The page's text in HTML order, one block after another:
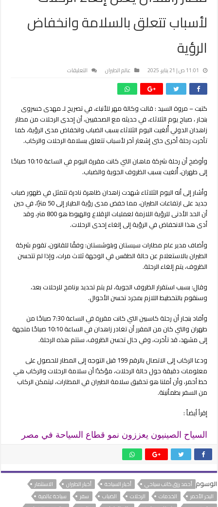
لأسباب تتعلق بالسلامة وانخفاض
الرؤية
11:01 ص | 21 يناير، 2025 عالم الطيران التعليقات
إلغاء
الرحلات
لأسباب
تتعلق
بالسلامة
وانخفاض
الرؤية
كتبت – مروة السيد : قالت وكالة مهر للأنباء، في تصريح لـ مهدى خسروى
بنجار ، صباح يوم الثلاثاء، في حديثه مع الصحفيين، أن إحدى الرحلات من مطار
زاهدان الدولي أُلغيت اليوم الثلاثاء بسبب الضباب وانخفاض مدى الرؤية، كما
تأخرت رحلة أخرى حتى إشعار آخر لأسباب تتعلق بسلامة الرحلات والركاب.
وأوضح أن رحلة شركة ماهان التي كانت مقررة اليوم في الساعة 10:10 صباحًا
إلى طهران، أُلغيت بسبب الظروف الجوية والضباب.
وأشار إلى أنه اليوم الثلاثاء شهدت زاهدان ظاهرة نادرة تتمثل في ظهور ضباب
جديد على ارتفاعات الطيران، مما خفض مدى رؤية الطيار إلى 50 مترًا، في حين
أن الحد الأدنى للرؤية اللازمة لعمليات الإقلاع والهبوط هو 800 متر، وقد
أدى هذا الانخفاض في الرؤية إلى إلغاء إحدى الرحلات.
وأضاف مدير عام مطارات سيستان وبلوشستان: وفقًا للقانون، تقوم شركة
الطيران بالاستعلام عن حالة الطقس في الوجهة ثلاث مرات، وإذا لم تتحسن
الظروف، يتم إلغاء الرحلة.
وقال: بسبب استقرار الظروف الجوية، لم يتم تحديد برنامج للرحلات بعد،
وسنقوم بالتخطيط اللازم بمجرد تحسن الأحوال.
وأفاد بنجار أن رحلة كاسبين التي كانت مقررة في الساعة 7:30 صباحًا من
طهران والتي كان من المقرر أن تغادر زاهدان في الساعة 10:10 صباحًا متجهة
إلى مشهد، قد تأخرت، وفي حال تحسن الظروف، ستتم هذه الرحلة.
ودعا الركاب إلى الاتصال بالرقم 199 قبل التوجه إلى المطار للحصول على
معلومات دقيقة حول حالة الرحلات، مؤكدًا أن سلامة الرحلات والركاب هي
خط أحمر، وأن أملنا هو تحقيق سلامة الطيران في المطارات، ليتمكن الركاب
من السفر بطمأنينة.
إقرأ أيضاً :
السياح الصينيون يعززون نمو قطاع السياحة في مصر
الوسوم أحمد رزق كاتب سياحي أخبار السياحة أخبار الطيران
الاستثمار
البحر الأحمر
الخدمات الرحلات الضباب سفر
سياحة عالمية